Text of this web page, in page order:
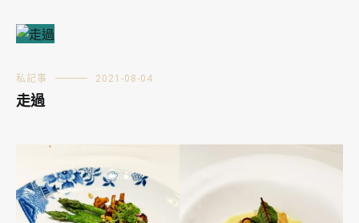
私記事 2021-08-04
走過